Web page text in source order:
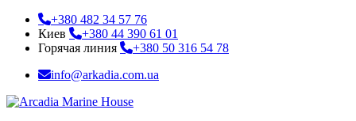
+380 482 34 57 76
Киев
+380 44 390 61 01
Горячая линия
+380 50 316 54 78
info@arkadia.com.ua